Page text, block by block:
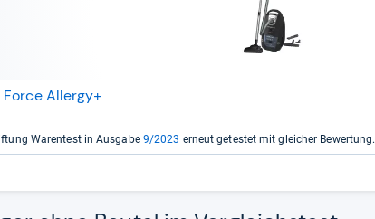
Force Allergy+
Warentest in Ausgabe 9/2023 erneut getestet mit gleicher Bewertung.